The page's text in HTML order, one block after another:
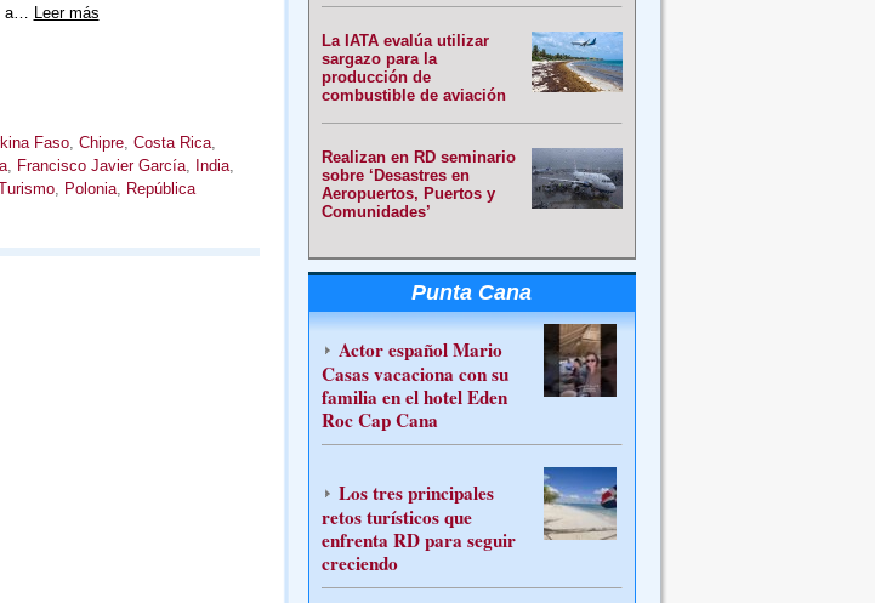
a… Leer más
Faso, Chipre, Costa Rica,
, Francisco Javier García, India,
, Polonia, República
La IATA evalúa utilizar
sargazo para la
producción de
combustible de aviación
Realizan en RD seminario
sobre ‘Desastres en
Aeropuertos, Puertos y
Comunidades’
Punta Cana
Actor español Mario
Casas vacaciona con su
familia en el hotel Eden
Roc Cap Cana
Los tres principales
retos turísticos que
enfrenta RD para seguir
creciendo